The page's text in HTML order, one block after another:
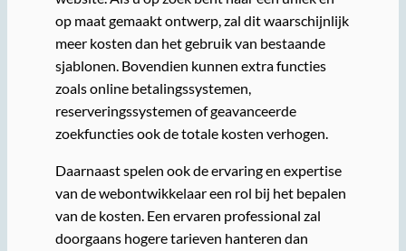
op maat gemaakt ontwerp, zal dit waarschijnlijk
meer kosten dan het gebruik van bestaande
sjablonen. Bovendien kunnen extra functies
zoals online betalingssystemen,
reserveringssystemen of geavanceerde
zoekfuncties ook de totale kosten verhogen.
Daarnaast spelen ook de ervaring en expertise
van de webontwikkelaar een rol bij het bepalen
van de kosten. Een ervaren professional zal
doorgaans hogere tarieven hanteren dan